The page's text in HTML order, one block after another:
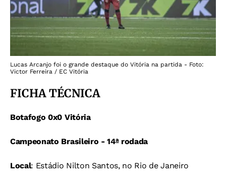
Lucas Arcanjo foi o grande destaque do Vitória na partida - Foto:
Victor Ferreira / EC Vitória
FICHA TÉCNICA
Botafogo 0x0 Vitória
Campeonato Brasileiro - 14ª rodada
Local: Estádio Nilton Santos, no Rio de Janeiro